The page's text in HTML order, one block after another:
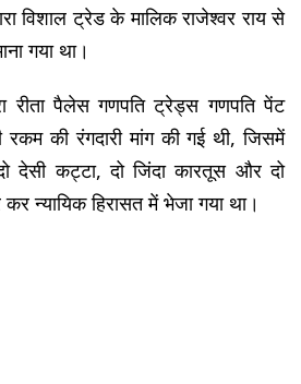
विशाल ट्रेड के मालिक राजेश्वर राय से
गया था।
रीता पैलेस गणपति ट्रेड्स गणपति पेंट
की रंगदारी मांग की गई थी, जिसमें
देसी कट्टा, दो जिंदा कारतूस और दो
न्यायिक हिरासत में भेजा गया था।